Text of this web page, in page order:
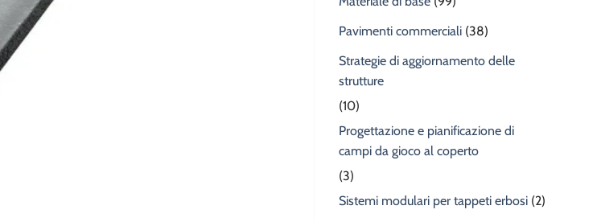
Pavimenti commerciali (38)
Strategie di aggiornamento delle
strutture
(10)
Progettazione e pianificazione di
campi da gioco al coperto
(3)
Sistemi modulari per tappeti erbosi (2)